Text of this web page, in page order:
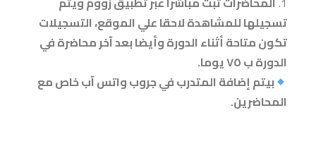
تسجيلها للمشاهدة لاحقا علي الموقع، التسجيلات
تكون متاحة أثناء الدورة وأيضا بعد آخر محاضرة في
الدورة ب ٧٥ يوما.
بيتم إضافة المتدرب في جروب واتس آب خاص مع
المحاضرين.